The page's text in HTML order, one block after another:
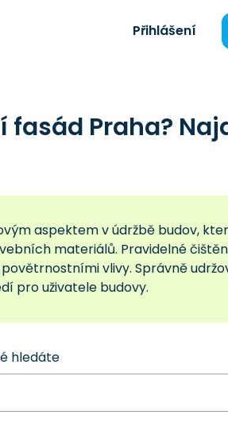
Přihlášení
fasád Praha?
aspektem v údržbě budov,
materiálů. Pravidelné
vlivy. Správně
pro uživatele budovy.
hledáte